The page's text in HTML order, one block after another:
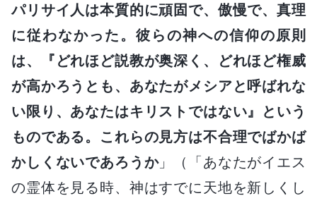
パリサイ人は本質的に頑固で、傲慢で、真理
に従わなかった。彼らの神への信仰の原則
は、『どれほど説教が奥深く、どれほど権威
が高かろうとも、あなたがメシアと呼ばれな
い限り、あなたはキリストではない』という
ものである。これらの見方は不合理でばかば
かしくないであろうか」（「あなたがイエス
の霊体を見る時、神はすでに天地を新しくし